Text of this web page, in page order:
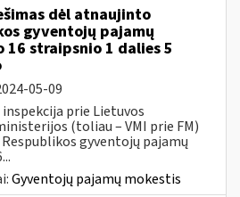
dėl atnaujinto
gyventojų pajamų
straipsnio 1 dalies 5
05-09
inspekcija prie Lietuvos
(toliau – VMI prie FM)
gyventojų pajamų
Gyventojų pajamų mokestis